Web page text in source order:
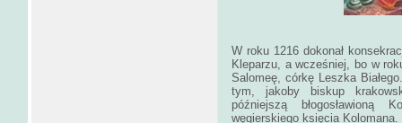
W roku 1216 dokonał
Kleparzu, a wcześniej, bo w
Salomeę, córkę Leszka
tym, jakoby biskup
późniejszą błogosławioną
węgierskiego księcia